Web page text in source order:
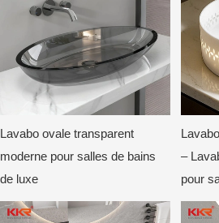
Lavabo ovale transparent
moderne pour salles de bains
de luxe
–
pour